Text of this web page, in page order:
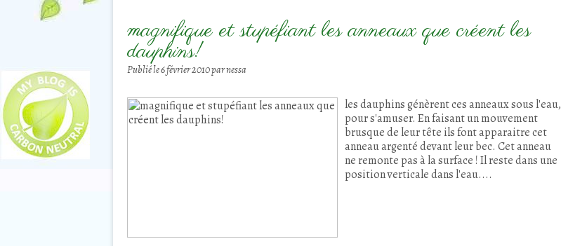
magnifique et stupéfiant les anneaux que créent les
dauphins!
Publié le6 février 2010par nessa
les dauphins génèrent ces anneaux sous l'eau,
pour s'amuser. En faisant un mouvement
brusque de leur tête ils font apparaitre cet
anneau argenté devant leur bec. Cet anneau
ne remonte pas à la surface ! Il reste dans une
position verticale dans l'eau....